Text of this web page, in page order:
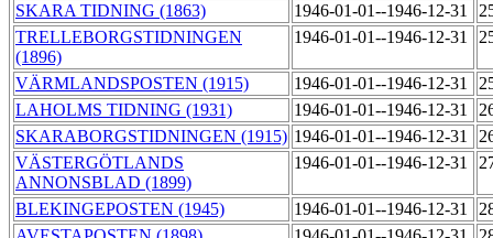
SKARA TIDNING (1863) 1946-01-01--1946-12-31
TRELLEBORGSTIDNINGEN
(1896)
1946-01-01--1946-12-31
VÄRMLANDSPOSTEN (1915) 1946-01-01--1946-12-31
LAHOLMS TIDNING (1931)
1946-01-01--1946-12-31
SKARABORGSTIDNINGEN (1915) 1946-01-01--1946-12-31
VÄSTERGÖTLANDS
ANNONSBLAD (1899)
1946-01-01--1946-12-31
BLEKINGEPOSTEN (1945) 1946-01-01--1946-12-31